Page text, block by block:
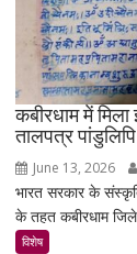
कबीरधाम में
तालपत्र
June 13, 2026
भारत सरकार के संस्कृति
के तहत कबीरधाम
विशेष